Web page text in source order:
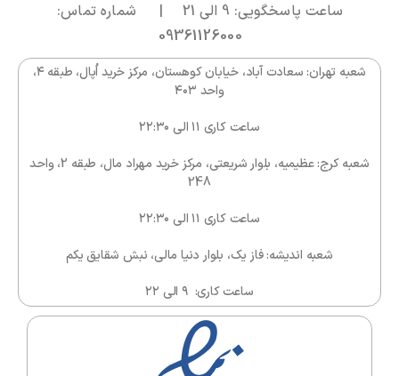
ساعت پاسخگویی: 9 الی 21 | شماره تماس:
09361126000
شعبه تهران: سعادت آباد، خیابان کوهستان، مرکز خرید اُپال، طبقه ۴،
واحد ۴۰۳
ساعت کاری ۱۱ الی ۲۲:۳۰
شعبه کرج: عظیمیه، بلوار شریعتی، مرکز خرید مهراد مال، طبقه 2، واحد
248
ساعت کاری ۱۱ الی ۲۲:۳۰
شعبه اندیشه: فاز یک، بلوار دنیا مالی، نبش شقایق یکم
ساعت کاری: ۹ الی ۲۲